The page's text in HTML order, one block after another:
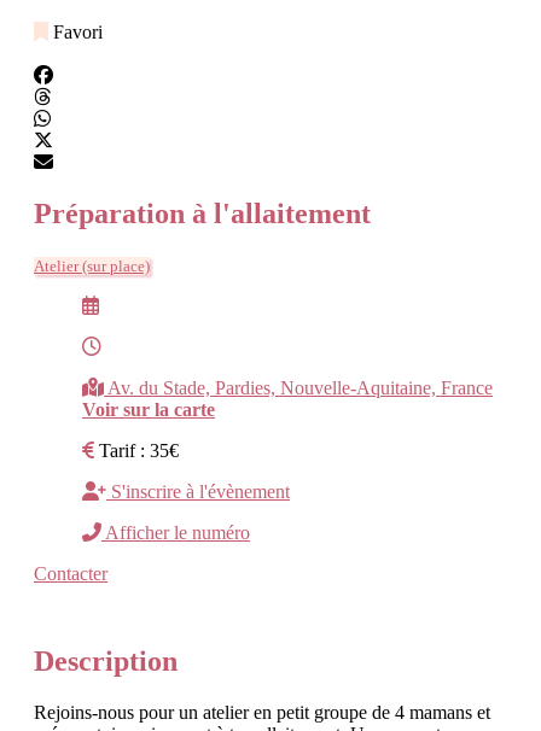
Favori
Préparation à l'allaitement
Atelier (sur place)
Av. du Stade, Pardies, Nouvelle-Aquitaine, France
Voir sur la carte
Tarif : 35€
S'inscrire à l'évènement
Afficher le numéro
Contacter
Description
Rejoins-nous pour un atelier en petit groupe de 4 mamans et